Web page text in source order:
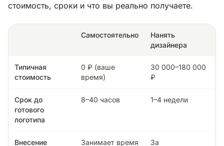
стоимость, сроки и что вы реально получаете.
Самостоятельно
Нанять
дизайнера
Типичная
стоимость
0 ₽ (ваше
время)
30 000–180 000
₽
Срок до
готового
логотипа
8–40 часов 1–4 недели
Внесение Занимает время За